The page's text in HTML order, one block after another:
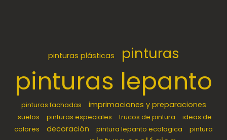
pinturas plásticas pinturas
pinturas lepanto
pinturas fachadas imprimaciones y preparaciones
suelos pinturas especiales trucos de pintura
ideas de
colores
decoración pintura lepanto ecologica
pintura